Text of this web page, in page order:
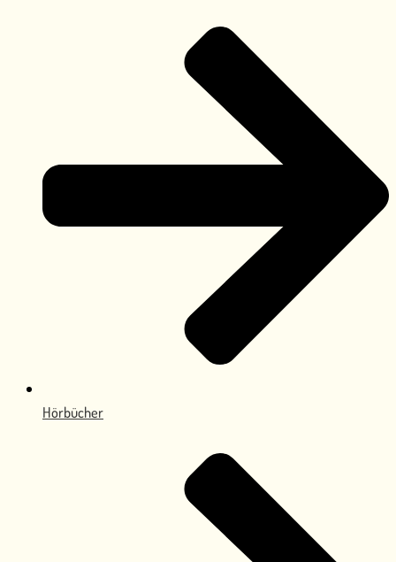
Hörbücher